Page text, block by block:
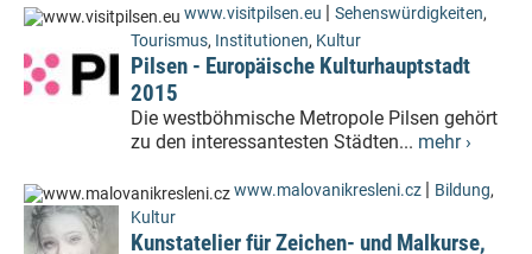
www.visitpilsen.eu | Sehenswürdigkeiten,
Tourismus, Institutionen, Kultur
Pilsen - Europäische Kulturhauptstadt
2015
Die westböhmische Metropole Pilsen gehört
zu den interessantesten Städten... mehr ›
www.malovanikresleni.cz | Bildung,
Kultur
Kunstatelier für Zeichen- und Malkurse,